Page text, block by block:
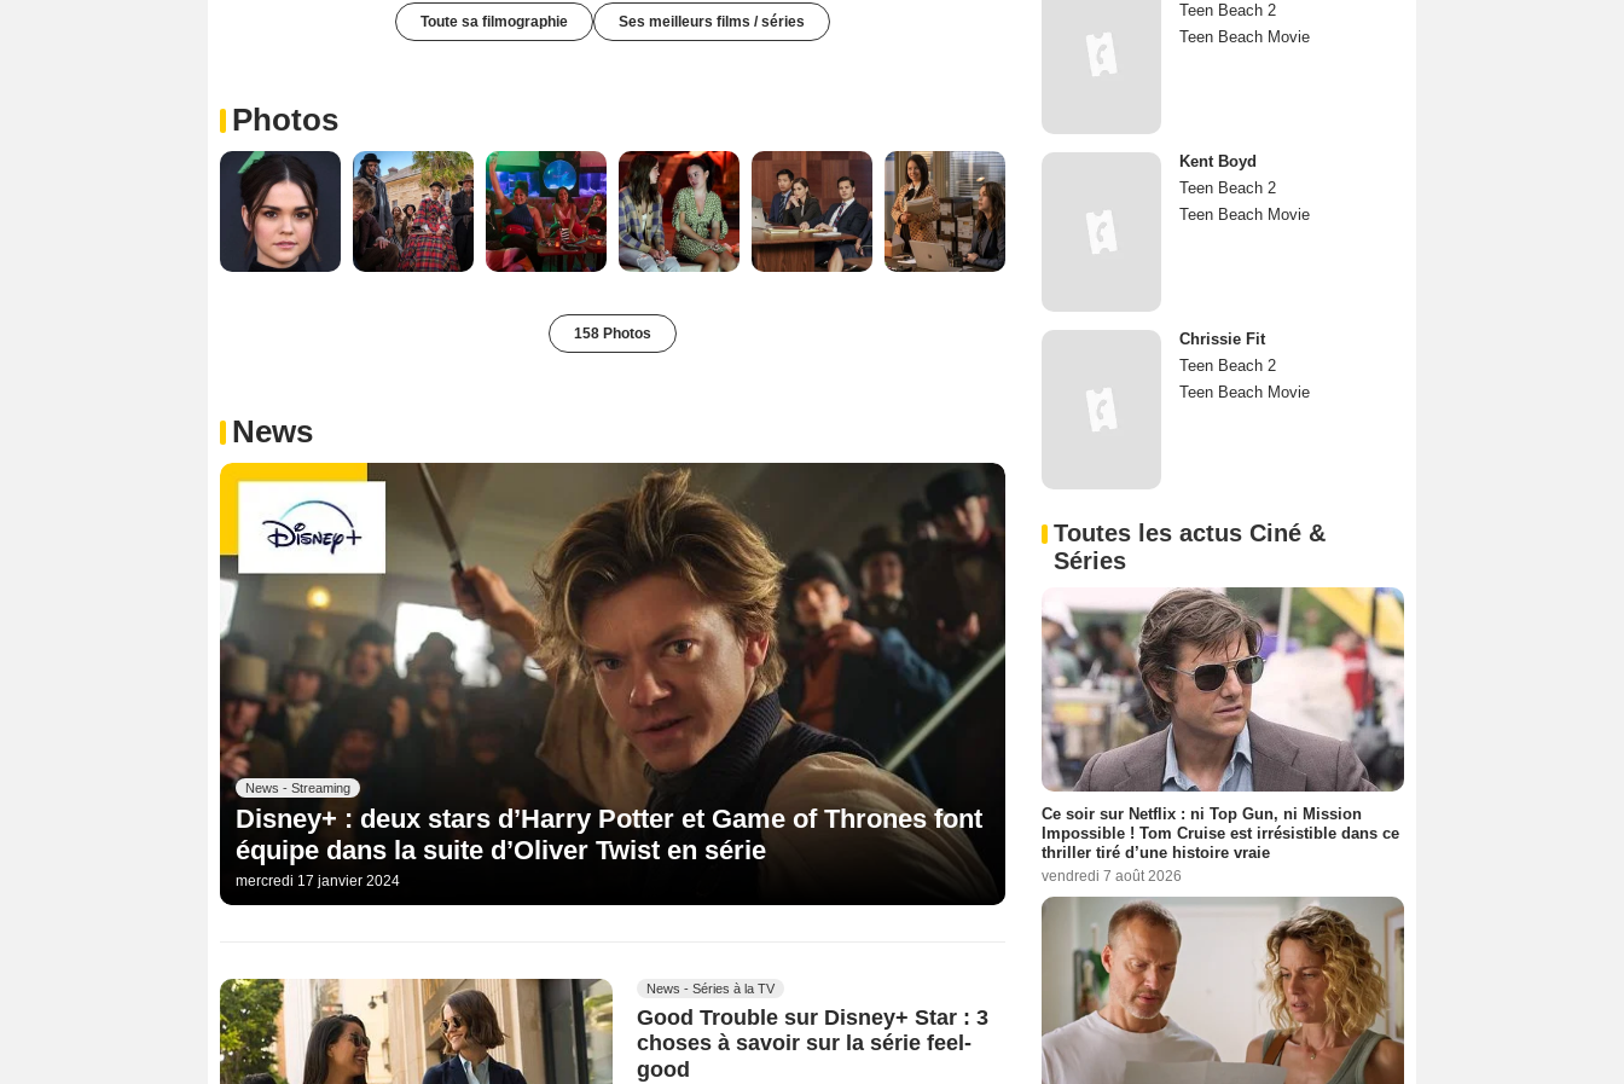
Toute sa filmographie Ses meilleurs films / séries
Photos
158 Photos
News
News - Streaming
Disney+ : deux stars d’Harry Potter et Game of Thrones font
équipe dans la suite d’Oliver Twist en série
mercredi 17 janvier 2024
News - Séries à la TV
Good Trouble sur Disney+ Star : 3
choses à savoir sur la série feel-
good
Teen Beach 2
Teen Beach Movie
Kent Boyd
Teen Beach 2
Teen Beach Movie
Chrissie Fit
Teen Beach 2
Teen Beach Movie
Toutes les actus Ciné &
Séries
Ce soir sur Netflix : ni Top Gun, ni Mission
Impossible ! Tom Cruise est irrésistible dans ce
thriller tiré d’une histoire vraie
vendredi 7 août 2026